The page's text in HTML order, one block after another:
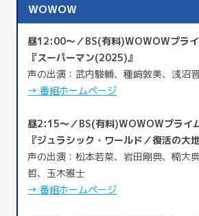
WOWOW
昼12:00～／BS(有料)WOWOWプラ
『スーパーマン(2025)』
声の出演：武内駿輔、種﨑敦美、浅沼
→ 番組ホームページ
昼2:15～／BS(有料)WOWOWプライ
『ジュラシック・ワールド／復活の大地
声の出演：松本若菜、岩田剛典、楠大
哲、玉木雅士
→ 番組ホームページ